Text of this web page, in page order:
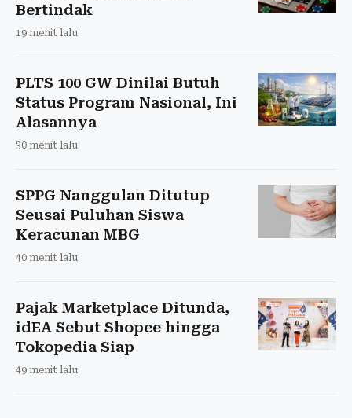
Bertindak
19 menit lalu
PLTS 100 GW Dinilai Butuh
Status Program Nasional, Ini
Alasannya
30 menit lalu
SPPG Nanggulan Ditutup
Seusai Puluhan Siswa
Keracunan MBG
40 menit lalu
Pajak Marketplace Ditunda,
idEA Sebut Shopee hingga
Tokopedia Siap
49 menit lalu